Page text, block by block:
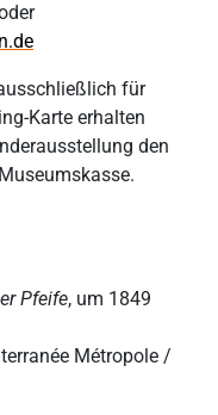
für
Karte erhalten
den
Pfeife, um 1849
Métropole /